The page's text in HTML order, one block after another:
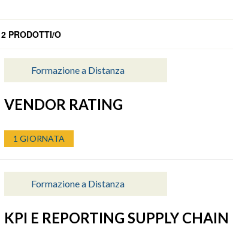
2 PRODOTTI/O
Formazione a Distanza
VENDOR RATING
1 GIORNATA
Formazione a Distanza
KPI E REPORTING SUPPLY CHAIN